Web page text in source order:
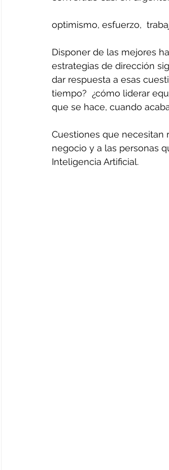
optimismo, esfuerzo,
Disponer de las mejores
estrategias de dirección
dar respuesta a esas
tiempo?  ¿cómo liderar
que se hace, cuando
Cuestiones que necesitan
negocio y a las personas
Inteligencia Artificial.